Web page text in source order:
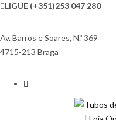
LIGUE (+351)253 047 280
Av. Barros e Soares, N.º 369
4715-213 Braga